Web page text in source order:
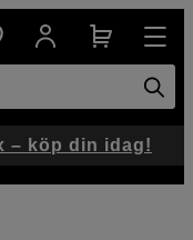
– köp din idag!